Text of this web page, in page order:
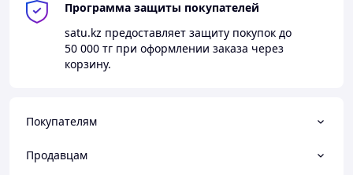
Программа защиты покупателей
satu.kz предоставляет защиту покупок до
50 000 тг при оформлении заказа через
корзину.
Покупателям
Продавцам